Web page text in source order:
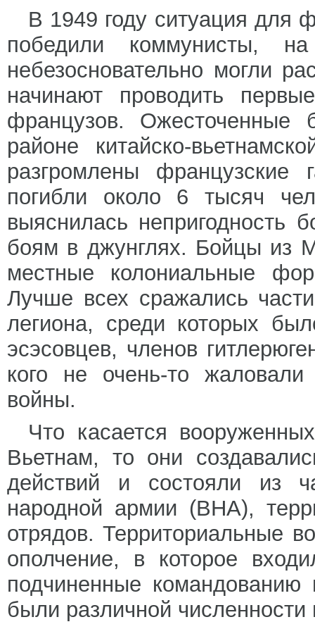
В 1949 году ситуация для
победили коммунисты,
небезосновательно могли
начинают проводить
французов. Ожесточенные
районе китайско-
разгромлены французские
погибли около 6 тысяч
выяснилась непригодность
боям в джунглях. Бойцы из
местные колониальные
Лучше всех сражались
легиона, среди которых
эсэсовцев, членов
кого не очень-то
войны.
Что касается
Вьетнам, то они
действий и состояли из
народной армии (ВНА),
отрядов. Территориальные
ополчение, в которое
подчиненные командованию
были различной численности